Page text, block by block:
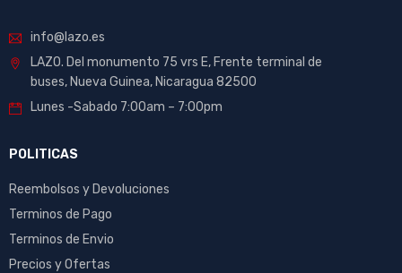
info@lazo.es
LAZO. Del monumento 75 vrs E, Frente terminal de
buses, Nueva Guinea, Nicaragua 82500
Lunes -Sabado 7:00am – 7:00pm
POLITICAS
Reembolsos y Devoluciones
Terminos de Pago
Terminos de Envio
Precios y Ofertas